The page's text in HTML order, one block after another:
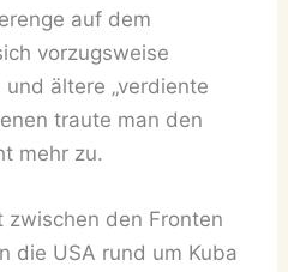
auf dem
vorzugsweise
ältere „verdiente
traute man den
mehr zu.
zwischen den Fronten
die USA rund um Kuba